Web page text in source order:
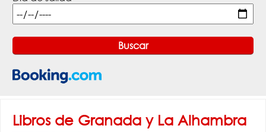
Libros de Granada y La Alhambra